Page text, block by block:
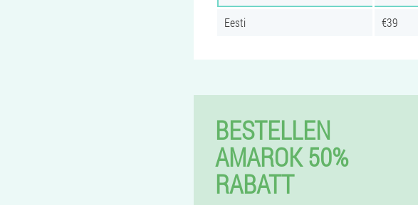
Eesti €39
BESTELLEN
AMAROK 50%
RABATT